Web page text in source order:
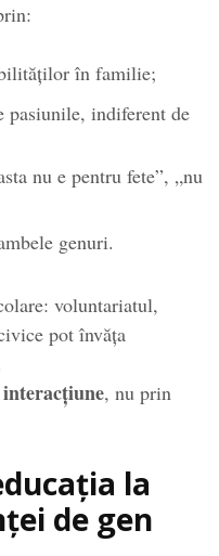
în familie;
pasiunile, indiferent de
nu e pentru fete”, „nu
genuri.
voluntariatul,
pot învăța
, nu prin
la
de gen